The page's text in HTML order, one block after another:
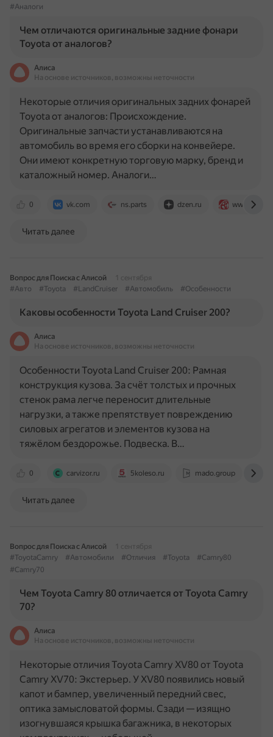
#Аналоги
Чем отличаются оригинальные задние фонари
Toyota от аналогов?
Алиса
На основе источников, возможны неточности
0 vk.com ns.parts dzen.ru
Некоторые отличия оригинальных задних фонарей
Toyota от аналогов: Происхождение.
Оригинальные запчасти устанавливаются на
автомобиль во время его сборки на конвейере.
Они имеют конкретную торговую марку, бренд и
каталожный номер. Аналоги…
Читать далее
Вопрос для Поиска с Алисой
1 сентября
#Авто
#Toyota #LandCruiser #Автомобиль #Особенности
Каковы особенности Toyota Land Cruiser 200?
Алиса
На основе источников, возможны неточности
0 carvizor.ru 5koleso.ru mado.group
Особенности Toyota Land Cruiser 200: Рамная
конструкция кузова. За счёт толстых и прочных
стенок рама легче переносит длительные
нагрузки, а также препятствует повреждению
силовых агрегатов и элементов кузова на
тяжёлом бездорожье. Подвеска. В…
Читать далее
Вопрос для Поиска с Алисой
1 сентября
#ToyotaCamry
#Автомобили #Отличия #Toyota
#Camry80
#Camry70
Чем Toyota Camry 80 отличается от Toyota Camry
70?
Алиса
На основе источников, возможны неточности
Некоторые отличия Toyota Camry XV80 от Toyota
Camry XV70: Экстерьер. У XV80 появились новый
капот и бампер, увеличенный передний свес,
оптика замысловатой формы. Сзади — изящно
изогнувшаяся крышка багажника, в некоторых